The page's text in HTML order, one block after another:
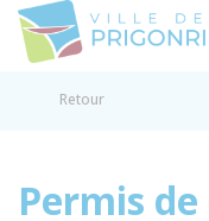
Retour
Permis